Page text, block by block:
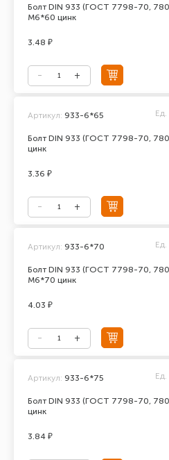
Болт DIN 933 (ГОСТ 7798-70,
М6*60 цинк
3.48 ₽
Болт DIN 933 (ГОСТ 7798-70,
цинк
Артикул: 933-6*65 Ед.
3.36 ₽
Болт DIN 933 (ГОСТ 7798-70,
М6*70 цинк
Артикул: 933-6*70 Ед.
4.03 ₽
Болт DIN 933 (ГОСТ 7798-70,
цинк
Артикул: 933-6*75 Ед.
3.84 ₽